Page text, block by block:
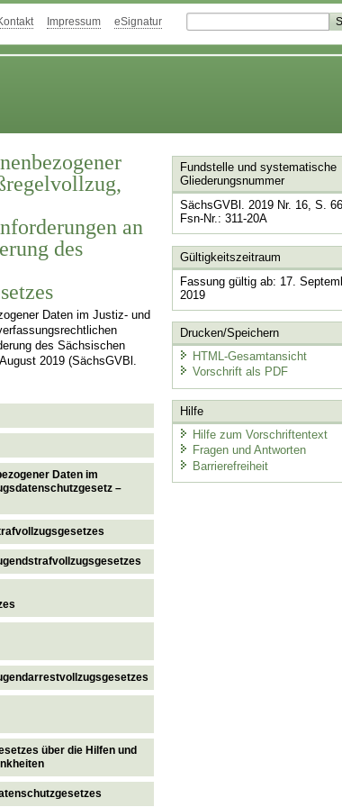
Impressum eSignatur
an
des
Daten im Justiz- und
des Sächsischen
2019 (SächsGVBl.
Daten im
–
über die Hilfen und
Fundstelle und systematische
Gliederungsnummer
SächsGVBl. 2019 Nr. 16, S.
Fsn-Nr.: 311-20A
Gültigkeitszeitraum
Fassung gültig ab: 17.
2019
Drucken/Speichern
HTML-Gesamtansicht
Vorschrift als PDF
Hilfe
Hilfe zum Vorschriftentext
Fragen und Antworten
Barrierefreiheit